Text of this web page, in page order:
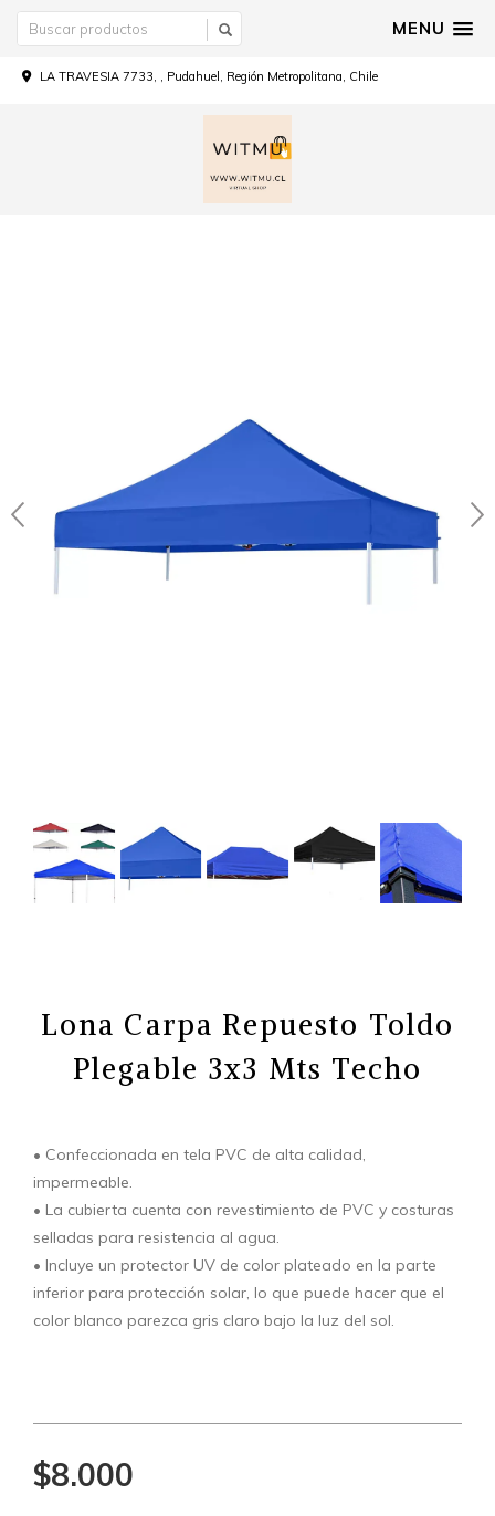
MENU
LA TRAVESIA 7733, , Pudahuel, Región Metropolitana, Chile
Lona Carpa Repuesto Toldo
Plegable 3x3 Mts Techo
• Confeccionada en tela PVC de alta calidad,
impermeable.
• La cubierta cuenta con revestimiento de PVC y costuras
selladas para resistencia al agua.
• Incluye un protector UV de color plateado en la parte
inferior para protección solar, lo que puede hacer que el
color blanco parezca gris claro bajo la luz del sol.
$8.000